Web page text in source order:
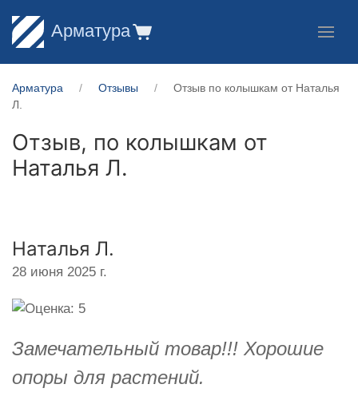
Арматура
Арматура Отзывы
Отзыв по колышкам от Наталья
Л.
Отзыв, по колышкам от
Наталья Л.
Наталья Л.
28 июня 2025 г.
Замечательный товар!!! Хорошие
опоры для растений.